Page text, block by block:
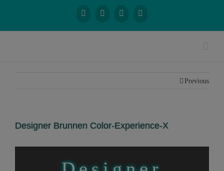
Previous
Designer Brunnen Color-Experience-X